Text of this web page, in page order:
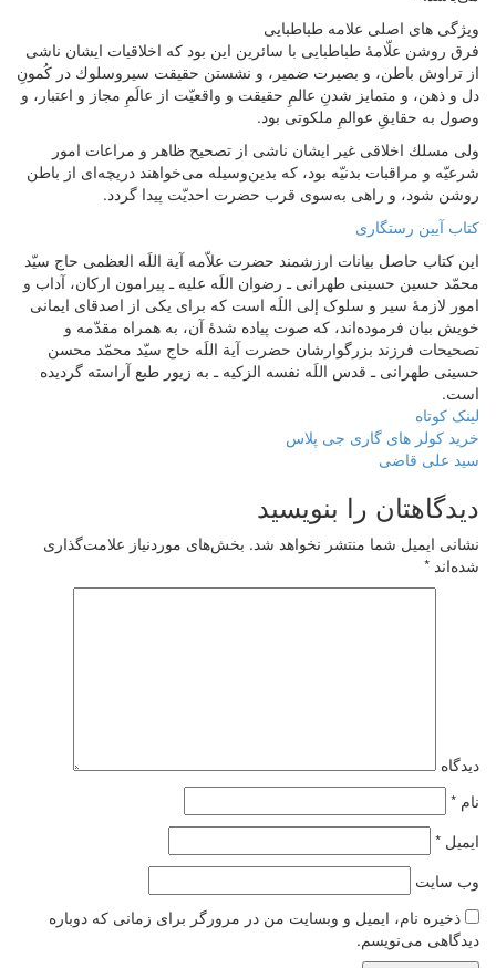
ویژگی های اصلی علامه طباطبایی
فرق روشن علّامۀ طباطبایى با سائرين اين بود كه اخلاقيات ايشان ناشى
از تراوش باطن، و بصيرت ضمير، و نشستن حقيقت سيروسلوك در كُمونِ
دل و ذهن، و متمايز شدنِ عالمِ حقيقت و واقعيّت از عالَمِ مجاز و اعتبار، و
وصول به حقایقِ عوالمِ ملكوتى بود.
ولى مسلك اخلاقى غير ايشان ناشى از تصحيح ظاهر و مراعات امور
شرعيّه و مراقبات بدنيّه بود، كه بدين‌وسيله می‌‏خواهند دريچه‌‏اى از باطن
روشن شود، و راهى به‌سوى قرب حضرت احديّت پيدا گردد.
کتاب آیین رستگاری
این کتاب حاصل بیانات ارزشمند حضرت علاّمه آیة اللَه العظمی حاج سیّد
محمّد حسین حسینی طهرانی ـ رضوان اللَه علیه ـ پیرامون ارکان، آداب و
امور لازمۀ سیر و سلوک إلی اللَه است که برای یکی از اصدقای ایمانی
خویش بیان فرموده‌اند، که صوت پیاده شدۀ آن، به همراه مقدّمه و
تصحیحات فرزند بزرگوارشان حضرت آیة اللَه حاج سیّد محمّد محسن
حسینی طهرانی ـ قدس اللَه نفسه الزکیه ـ به زیور طبع آراسته گردیده
است.
لینک کوتاه
خرید کولر های گاری جی پلاس
سید علی قاضی
دیدگاهتان را بنویسید
نشانی ایمیل شما منتشر نخواهد شد. بخش‌های موردنیاز علامت‌گذاری
شده‌اند *
دیدگاه
نام *
ایمیل *
وب‌ سایت
ذخیره نام، ایمیل و وبسایت من در مرورگر برای زمانی که دوباره
دیدگاهی می‌نویسم.